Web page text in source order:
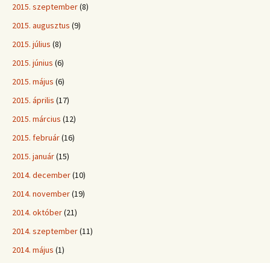
2015. szeptember(8)
2015. augusztus (9)
2015. július (8)
2015. június (6)
2015. május (6)
2015. április (17)
2015. március (12)
2015. február(16)
2015. január(15)
2014. december(10)
2014. november(19)
2014. október(21)
2014. szeptember(11)
2014. május (1)